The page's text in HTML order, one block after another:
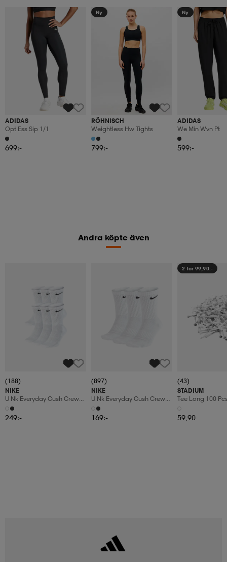
ADIDAS
Opt Ess Sip 1/1
699:-
Ny
RÖHNISCH
Weightless Hw Tights
799:-
Ny
ADIDAS
We Min Wvn Pt
599:-
Andra köpte även
(188)
NIKE
U Nk Everyday Cush Crew
6pr-Bd
249:-
(897)
NIKE
U Nk Everyday Cush Crew
3pr
169:-
2 för 99,90:-
(43)
STADIUM
Tee Long 100
59,90